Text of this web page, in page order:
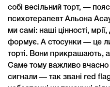
собі весільний торт, —
психотерапевт Альона
ми самі: наші цінності,
формує. А стосунки — це
торті. Вони прикрашають,
Саме тому важливо вчасно
сигнали — так звані red